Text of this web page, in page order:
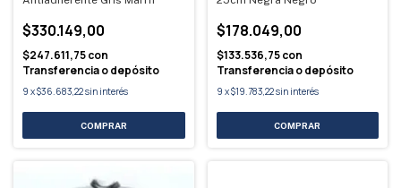
$330.149,00
$247.611,75con
Transferencia o depósito
9 x$36.683,22sin interés
$178.049,00
$133.536,75con
Transferencia o depósito
9 x$19.783,22sin interés